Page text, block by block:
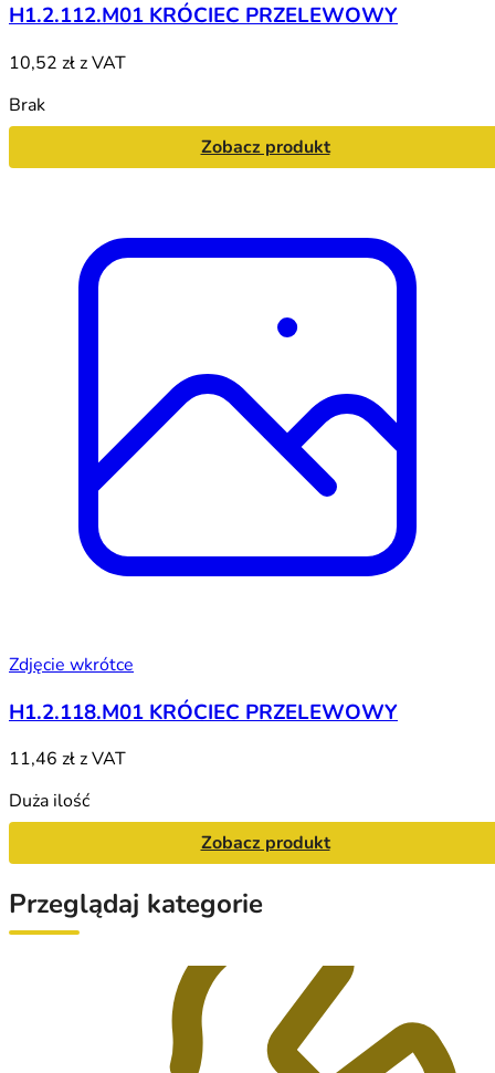
H1.2.112.M01 KRÓCIEC PRZELEWOWY
10,52 złz VAT
Brak
Zobacz produkt
Zdjęcie wkrótce
H1.2.118.M01 KRÓCIEC PRZELEWOWY
11,46 złz VAT
Duża ilość
Zobacz produkt
Przeglądaj kategorie